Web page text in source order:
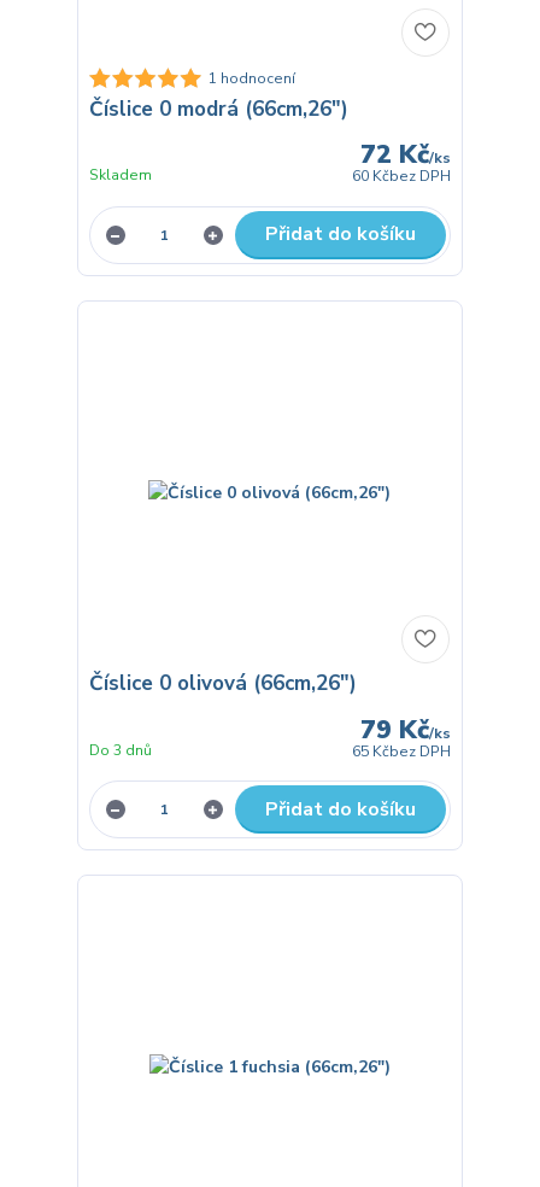
1 hodnocení
Číslice 0 modrá (66cm,26")
72 Kč/ks
60 Kčbez DPH
Skladem
Přidat do košíku
Číslice 0 olivová (66cm,26")
79 Kč/ks
65 Kčbez DPH
Do 3 dnů
Přidat do košíku